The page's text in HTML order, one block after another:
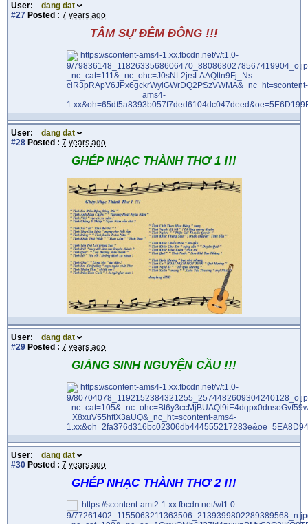
User:
dang dat
#27 Posted : 7 years ago
TÂM SỰ ĐÊM ĐÔNG !!!
User:
dang dat
#28 Posted : 7 years ago
GHÉP NHẠC THÀNH THƠ 1 !!!
User:
dang dat
#29 Posted : 7 years ago
GIÁNG SINH NGUYỆN CẦU !!!
User:
dang dat
#30 Posted : 7 years ago
GHÉP NHẠC THÀNH THƠ 2 !!!